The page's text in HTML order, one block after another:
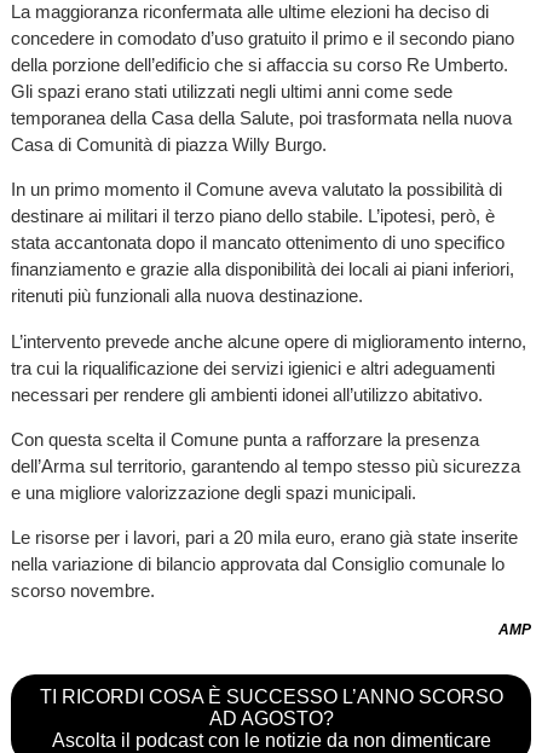
La maggioranza riconfermata alle ultime elezioni ha deciso di
concedere in comodato d’uso gratuito il primo e il secondo piano
della porzione dell’edificio che si affaccia su corso Re Umberto.
Gli spazi erano stati utilizzati negli ultimi anni come sede
temporanea della Casa della Salute, poi trasformata nella nuova
Casa di Comunità di piazza Willy Burgo.
In un primo momento il Comune aveva valutato la possibilità di
destinare ai militari il terzo piano dello stabile. L’ipotesi, però, è
stata accantonata dopo il mancato ottenimento di uno specifico
finanziamento e grazie alla disponibilità dei locali ai piani inferiori,
ritenuti più funzionali alla nuova destinazione.
L’intervento prevede anche alcune opere di miglioramento interno,
tra cui la riqualificazione dei servizi igienici e altri adeguamenti
necessari per rendere gli ambienti idonei all’utilizzo abitativo.
Con questa scelta il Comune punta a rafforzare la presenza
dell’Arma sul territorio, garantendo al tempo stesso più sicurezza
e una migliore valorizzazione degli spazi municipali.
Le risorse per i lavori, pari a 20 mila euro, erano già state inserite
nella variazione di bilancio approvata dal Consiglio comunale lo
scorso novembre.
AMP
TI RICORDI COSA È SUCCESSO L’ANNO SCORSO
AD AGOSTO?
Ascolta il podcast con le notizie da non dimenticare